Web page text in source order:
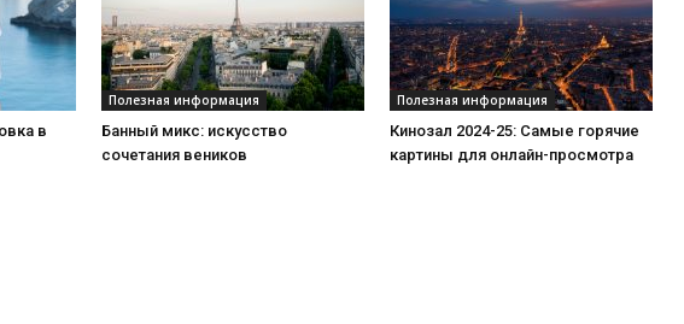
в
Полезная информация
Банный микс: искусство
сочетания веников
Полезная информация
Кинозал 2024-25: Самые горячие
картины для онлайн-просмотра